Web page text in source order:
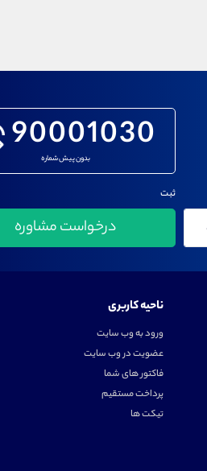
90001030
بدون پیش شماره
ثبت
ناحیه کاربری
ورود به وب سایت
عضویت در وب سایت
فاکتور های شما
پرداخت مستقیم
تیکت ها